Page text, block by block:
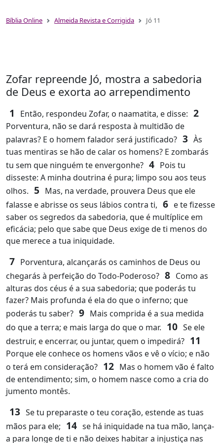
Bíblia Online Almeida Revista e Corrigida Jó 11
Zofar repreende Jó, mostra a sabedoria
de Deus e exorta ao arrependimento
1 Então, respondeu Zofar, o naamatita, e disse: 2
Porventura, não se dará resposta à multidão de
palavras? E o homem falador será justificado? 3 Às
tuas mentiras se hão de calar os homens? E zombarás
tu sem que ninguém te envergonhe? 4 Pois tu
disseste: A minha doutrina é pura; limpo sou aos teus
olhos. 5 Mas, na verdade, prouvera Deus que ele
falasse e abrisse os seus lábios contra ti, 6 e te fizesse
saber os segredos da sabedoria, que é multíplice em
eficácia; pelo que sabe que Deus exige de ti menos do
que merece a tua iniquidade.
7 Porventura, alcançarás os caminhos de Deus ou
chegarás à perfeição do Todo-Poderoso? 8 Como as
alturas dos céus é a sua sabedoria; que poderás tu
fazer? Mais profunda é ela do que o inferno; que
poderás tu saber? 9 Mais comprida é a sua medida
do que a terra; e mais larga do que o mar. 10 Se ele
destruir, e encerrar, ou juntar, quem o impedirá? 11
Porque ele conhece os homens vãos e vê o vício; e não
o terá em consideração? 12 Mas o homem vão é falto
de entendimento; sim, o homem nasce como a cria do
jumento montês.
13 Se tu preparaste o teu coração, estende as tuas
mãos para ele; 14 se há iniquidade na tua mão, lança-
a para longe de ti e não deixes habitar a injustiça nas